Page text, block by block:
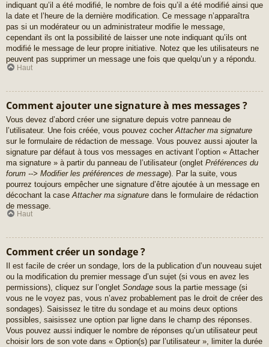
indiquant qu’il a été modifié, le nombre de fois qu’il a été modifié ainsi que
la date et l’heure de la dernière modification. Ce message n’apparaîtra
pas si un modérateur ou un administrateur modifie le message,
cependant ils ont la possibilité de laisser une note indiquant qu’ils ont
modifié le message de leur propre initiative. Notez que les utilisateurs ne
peuvent pas supprimer un message une fois que quelqu’un y a répondu.
Haut
Comment ajouter une signature à mes messages ?
Vous devez d’abord créer une signature depuis votre panneau de
l’utilisateur. Une fois créée, vous pouvez cocher Attacher ma signature
sur le formulaire de rédaction de message. Vous pouvez aussi ajouter la
signature par défaut à tous vos messages en activant l’option « Attacher
ma signature » à partir du panneau de l’utilisateur (onglet Préférences du
forum --> Modifier les préférences de message). Par la suite, vous
pourrez toujours empêcher une signature d’être ajoutée à un message en
décochant la case Attacher ma signature dans le formulaire de rédaction
de message.
Haut
Comment créer un sondage ?
Il est facile de créer un sondage, lors de la publication d’un nouveau sujet
ou la modification du premier message d’un sujet (si vous en avez les
permissions), cliquez sur l’onglet Sondage sous la partie message (si
vous ne le voyez pas, vous n’avez probablement pas le droit de créer des
sondages). Saisissez le titre du sondage et au moins deux options
possibles, saisissez une option par ligne dans le champ des réponses.
Vous pouvez aussi indiquer le nombre de réponses qu’un utilisateur peut
choisir lors de son vote dans « Option(s) par l’utilisateur », limiter la durée